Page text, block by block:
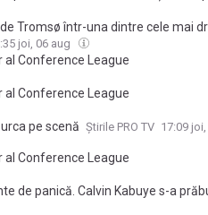
Tromsø într-una dintre cele mai
joi, 06 aug
al Conference League
al Conference League
pe scenă Știrile PRO TV 17:09
al Conference League
de panică. Calvin Kabuye s-a
3 Tromsø, prima repriză